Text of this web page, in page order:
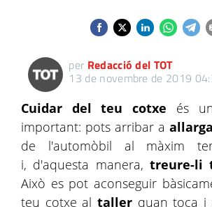
per Redacció del TOT
13 de novembre de 2019
Cuidar del teu cotxe és
important: pots arribar a
de l'automòbil al màxim
i, d'aquesta manera, treure-li
Això es pot aconseguir
teu cotxe al taller quan toca i